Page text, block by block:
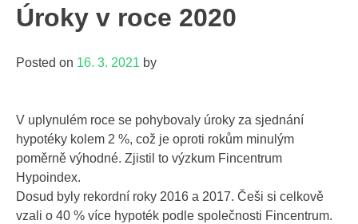
Úroky v roce 2020
Posted on 16. 3. 2021 by
V uplynulém roce se pohybovaly úroky za sjednání
hypotéky kolem 2 %, což je oproti rokům minulým
poměrně výhodné. Zjistil to výzkum Fincentrum
Hypoindex.
Dosud byly rekordní roky 2016 a 2017. Češi si celkově
vzali o 40 % více hypoték podle společnosti Fincentrum.